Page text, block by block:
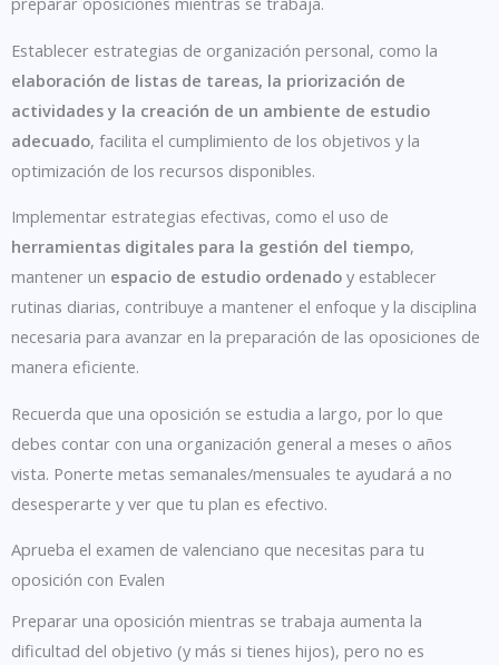
Establecer estrategias de organización personal, como la
elaboración de listas de tareas, la priorización de
actividades y la creación de un ambiente de estudio
adecuado, facilita el cumplimiento de los objetivos y la
optimización de los recursos disponibles.
Implementar estrategias efectivas, como el uso de
herramientas digitales para la gestión del tiempo,
mantener un espacio de estudio ordenado y establecer
rutinas diarias, contribuye a mantener el enfoque y la disciplina
necesaria para avanzar en la preparación de las oposiciones de
manera eficiente.
Recuerda que una oposición se estudia a largo, por lo que
debes contar con una organización general a meses o años
vista. Ponerte metas semanales/mensuales te ayudará a no
desesperarte y ver que tu plan es efectivo.
Aprueba el examen de valenciano que necesitas para tu
oposición con Evalen
Preparar una oposición mientras se trabaja aumenta la
dificultad del objetivo (y más si tienes hijos), pero no es